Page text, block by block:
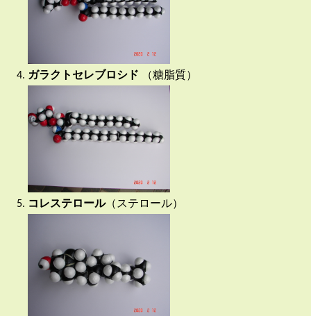
ガラクトセレブロシド （糖脂質）
コレステロール（ステロール）